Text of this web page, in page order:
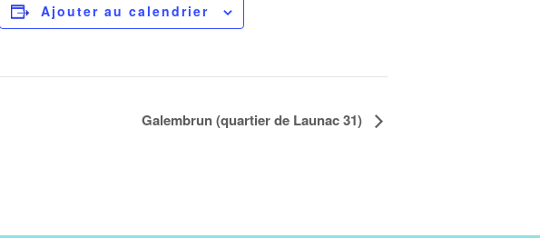
Ajouter au calendrier
Galembrun (quartier de Launac 31)